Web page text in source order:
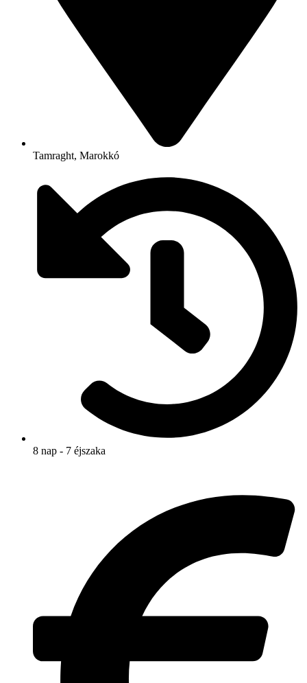
Tamraght, Marokkó
8 nap - 7 éjszaka